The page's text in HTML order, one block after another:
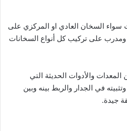
سواء السخان العادي او المركزي على
على تركيب كل أنواع السخانات
والأدوات الحديثة التي
في الجدار والربط بينه وبين
جيدة.